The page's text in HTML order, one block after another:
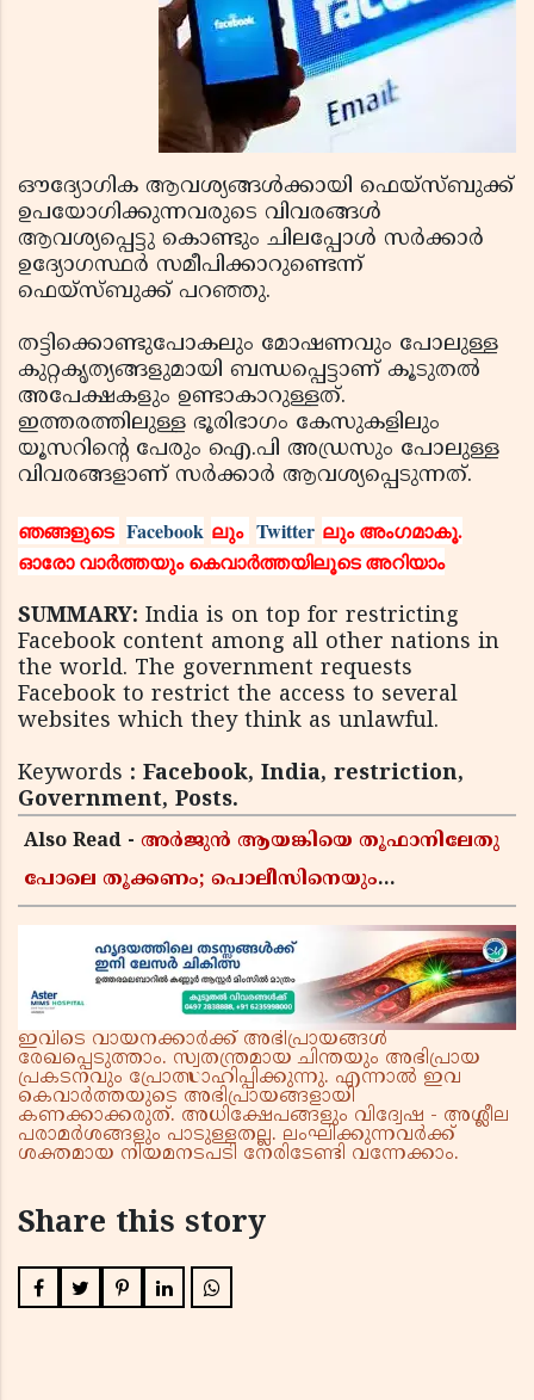
ഔദ്യോഗിക ആവശ്യങ്ങള്‍ക്കായി ഫെയ്‌സ്ബുക്ക്
ഉപയോഗിക്കുന്നവരുടെ വിവരങ്ങള്‍
ആവശ്യപ്പെട്ടു കൊണ്ടും ചിലപ്പോള്‍ സര്‍ക്കാര്‍
ഉദ്യോഗസ്ഥര്‍ സമീപിക്കാറുണ്ടെന്ന്
ഫെയ്‌സ്ബുക്ക് പറഞ്ഞു.
തട്ടിക്കൊണ്ടുപോകലും മോഷണവും പോലുള്ള
കുറ്റകൃത്യങ്ങളുമായി ബന്ധപ്പെട്ടാണ് കൂടുതല്‍
അപേക്ഷകളും ഉണ്ടാകാറുള്ളത്.
ഇത്തരത്തിലുള്ള ഭൂരിഭാഗം കേസുകളിലും
യൂസറിന്റെ പേരും ഐ.പി അഡ്രസും പോലുള്ള
വിവരങ്ങളാണ് സര്‍ക്കാര്‍ ആവശ്യപ്പെടുന്നത്.
ഞങ്ങളുടെ Facebook ലും Twitter ലും അംഗമാകൂ.
ഓരോ വാര്‍ത്തയും കെവാര്‍ത്തയിലൂടെ അറിയാം
SUMMARY: India is on top for restricting
Facebook content among all other nations in
the world. The government requests
Facebook to restrict the access to several
websites which they think as unlawful.
Keywords : Facebook, India, restriction,
Government, Posts.
Also Read - അർജുൻ ആയങ്കിയെ തൂഫാനിലേതു
പോലെ തൂക്കണം; പൊലീസിനെയും
ജയരാജൻ
ഇവിടെ വായനക്കാർക്ക് അഭിപ്രായങ്ങൾ
രേഖപ്പെടുത്താം. സ്വതന്ത്രമായ ചിന്തയും അഭിപ്രായ
പ്രകടനവും പ്രോത്സാഹിപ്പിക്കുന്നു. എന്നാൽ ഇവ
കെവാർത്തയുടെ അഭിപ്രായങ്ങളായി
കണക്കാക്കരുത്. അധിക്ഷേപങ്ങളും വിദ്വേഷ - അശ്ലീല
പരാമർശങ്ങളും പാടുള്ളതല്ല. ലംഘിക്കുന്നവർക്ക്
ശക്തമായ നിയമനടപടി നേരിടേണ്ടി വന്നേക്കാം.
Share this story